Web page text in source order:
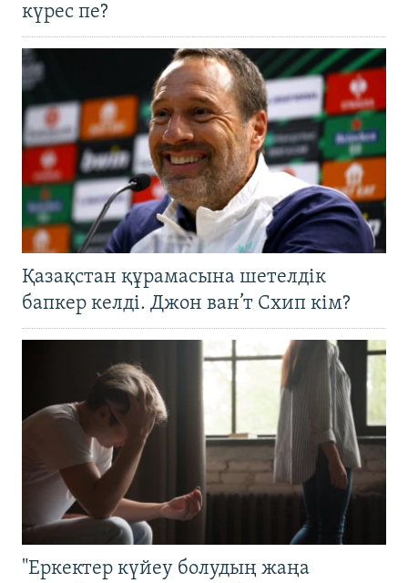
күрес пе?
Қазақстан құрамасына шетелдік
бапкер келді. Джон ван’т Схип кім?
"Еркектер күйеу болудың жаңа